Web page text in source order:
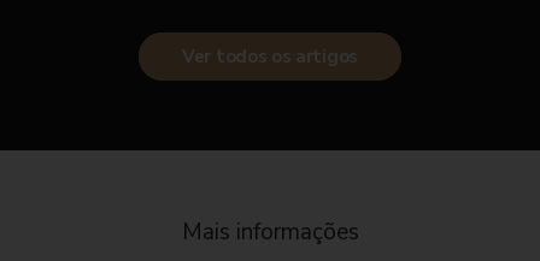
Ver todos os artigos
Mais informações